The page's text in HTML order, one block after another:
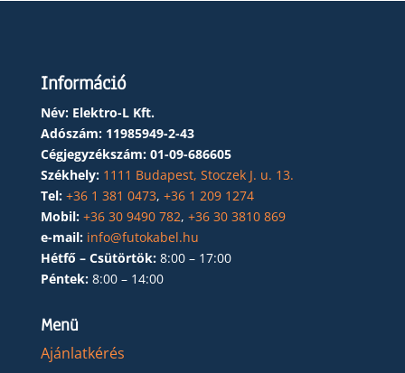
Információ
Név: Elektro-L Kft.
Adószám: 11985949-2-43
Cégjegyzékszám: 01-09-686605
Székhely: 1111 Budapest, Stoczek J. u. 13.
Tel: +36 1 381 0473, +36 1 209 1274
Mobil: +36 30 9490 782, +36 30 3810 869
e-mail: info@futokabel.hu
Hétfő – Csütörtök: 8:00 – 17:00
Péntek: 8:00 – 14:00
Menü
Ajánlatkérés